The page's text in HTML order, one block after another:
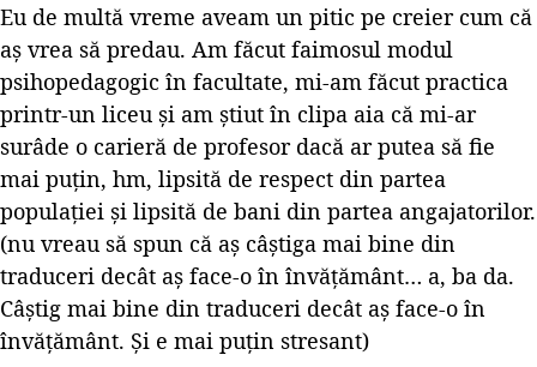
Eu de multă vreme aveam un pitic pe creier cum că
aș vrea să predau. Am făcut faimosul modul
psihopedagogic în facultate, mi-am făcut practica
printr-un liceu și am știut în clipa aia că mi-ar
surâde o carieră de profesor dacă ar putea să fie
mai puțin, hm, lipsită de respect din partea
populației și lipsită de bani din partea angajatorilor.
(nu vreau să spun că aș câștiga mai bine din
traduceri decât aș face-o în învățământ… a, ba da.
Câștig mai bine din traduceri decât aș face-o în
învățământ. Și e mai puțin stresant)